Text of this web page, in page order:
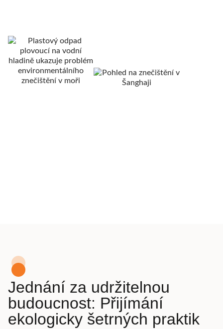
Jednání za udržitelnou
budoucnost: Přijímání
ekologicky šetrných praktik